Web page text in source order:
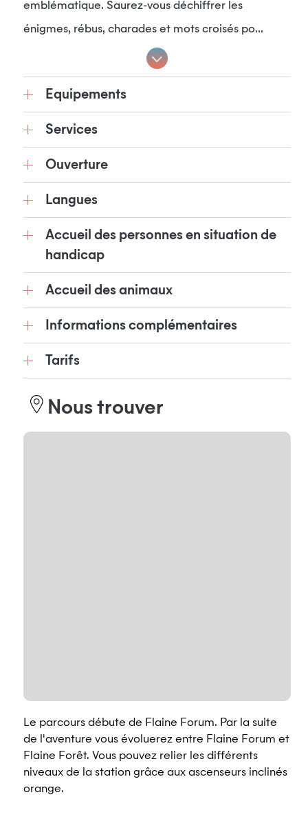
emblématique. Saurez-vous déchiffrer les
énigmes, rébus, charades et mots croisés po...
Equipements
Services
Ouverture
Langues
Accueil des personnes en situation de
handicap
Accueil des animaux
Informations complémentaires
Tarifs
Nous trouver
Le parcours débute de Flaine Forum. Par la suite
de l'aventure vous évoluerez entre Flaine Forum et
Flaine Forêt. Vous pouvez relier les différents
niveaux de la station grâce aux ascenseurs inclinés
orange.